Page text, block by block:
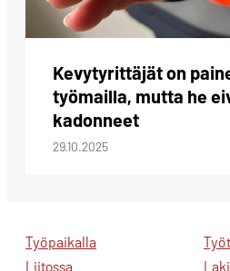
Kevytyrittäjät on
työmailla, mutta he
kadonneet
29.10.2025
Työpaikalla
Liitossa
Laki